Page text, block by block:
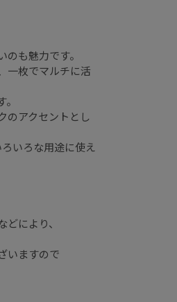
も魅力です。
一枚でマルチに活
のアクセントとし
いろな用途に使え
により、
いますので